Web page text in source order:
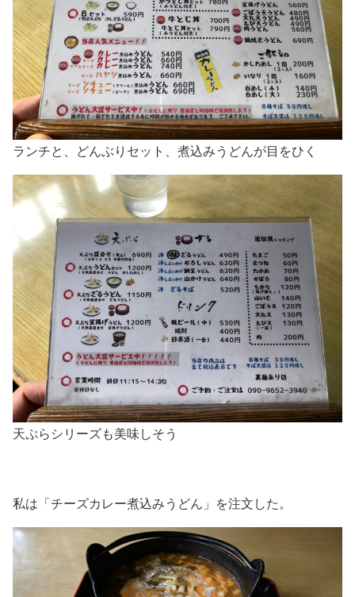
ランチと、どんぶりセット、煮込みうどんが目をひく
天ぷらシリーズも美味しそう
私は「チーズカレー煮込みうどん」を注文した。